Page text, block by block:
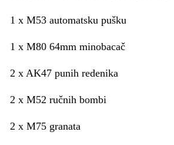
1 x M53 automatsku pušku
1 x M80 64mm minobacač
2 x AK47 punih redenika
2 x M52 ručnih bombi
2 x M75 granata